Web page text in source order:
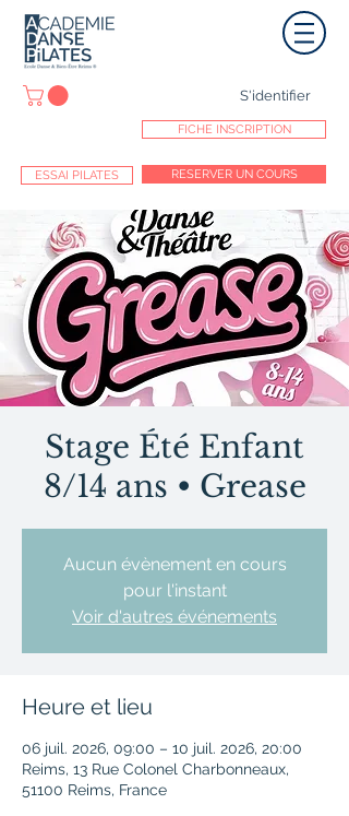
S'identifier
FICHE INSCRIPTION
ESSAI PILATES RESERVER UN COURS
Stage Été Enfant
8/14 ans • Grease
Aucun évènement en cours
pour l'instant
Voir d'autres événements
Heure et lieu
06 juil. 2026, 09:00 – 10 juil. 2026, 20:00
Reims, 13 Rue Colonel Charbonneaux,
51100 Reims, France